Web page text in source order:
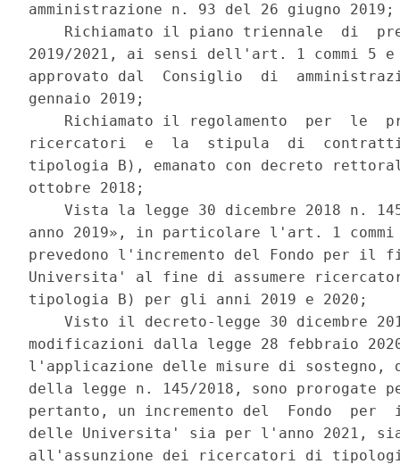
amministrazione n. 93 del 26 giugno
Richiamato il piano triennale  di
2019/2021, ai sensi dell'art. 1 commi 5
approvato dal  Consiglio  di
gennaio 2019;
Richiamato il regolamento  per  le
ricercatori  e  la  stipula  di  contratti
tipologia B), emanato con decreto
ottobre 2018;
Vista la legge 30 dicembre 2018 n.
anno 2019», in particolare l'art. 1
prevedono l'incremento del Fondo per il
Universita' al fine di assumere
tipologia B) per gli anni 2019 e 2020;
Visto il decreto-legge 30 dicembre
modificazioni dalla legge 28 febbraio
l'applicazione delle misure di sostegno,
della legge n. 145/2018, sono prorogate
pertanto, un incremento del  Fondo
delle Universita' sia per l'anno 2021,
all'assunzione dei ricercatori di